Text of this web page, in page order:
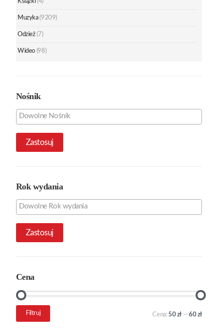
Książki (4)
Muzyka (9209)
Odzież (7)
Wideo (98)
Nośnik
Zastosuj
Rok wydania
Zastosuj
Cena
Cena
Cena
Filtruj Cena:50 zł —60 zł